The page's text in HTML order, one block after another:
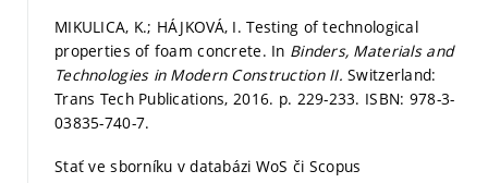
MIKULICA, K.; HÁJKOVÁ, I. Testing of technological
properties of foam concrete. In Binders, Materials and
Technologies in Modern Construction II.Switzerland:
Trans Tech Publications, 2016. p. 229-233. ISBN: 978-3-
03835-740-7.
Stať ve sborníku v databázi WoS či Scopus